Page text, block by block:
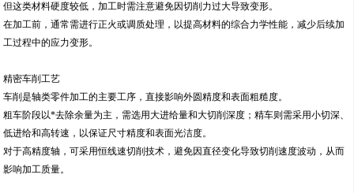
但这类材料硬度较低，加工时需注意避免因切削力过大导致变形。
在加工前，通常需进行正火或调质处理，以提高材料的综合力学性能，减少后续加
工过程中的应力变形。
精密车削工艺
车削是轴类零件加工的主要工序，直接影响外圆精度和表面粗糙度。
粗车阶段以*去除余量为主，需选用大进给量和大切削深度；精车则需采用小切深、
低进给和高转速，以保证尺寸精度和表面光洁度。
对于高精度轴，可采用恒线速切削技术，避免因直径变化导致切削速度波动，从而
影响加工质量。